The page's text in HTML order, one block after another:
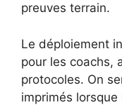
preuves terrain.
Le déploiement
pour les coachs,
protocoles. On
imprimés lorsque